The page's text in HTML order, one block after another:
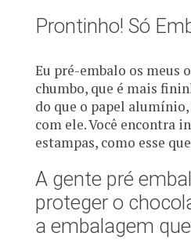
Prontinho! Só
Eu pré-embalo os meus
chumbo, que é mais
do que o papel
com ele. Você encontra
estampas, como esse
A gente pré
proteger o
a embalagem